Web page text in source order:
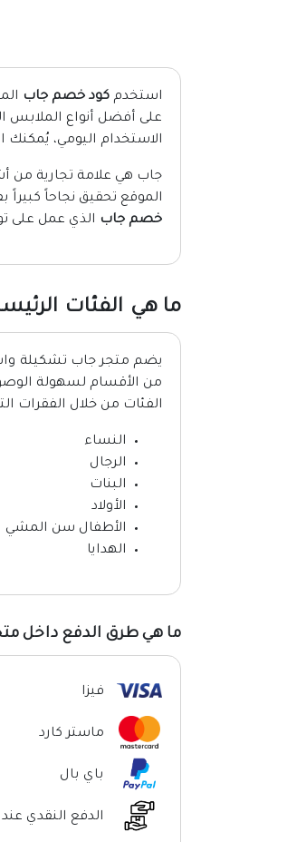
استخدم كود خصم جاب
على أفضل أنواع الملابس
الاستخدام اليومي،
جاب هي علامة تجارية من
الموقع تحقيق نجاحاً
خصم جاب الذي عمل على
ما هي الفئات
يضم متجر جاب تشكيلة
من الأقسام لسهولة
الفئات من خلال الفقرات
النساء
الرجال
البنات
الأولاد
الأطفال سن المشي
الهدايا
ما هي طرق الدفع داخل
فيزا
ماستر كارد
باي بال
الدفع النقدي عند